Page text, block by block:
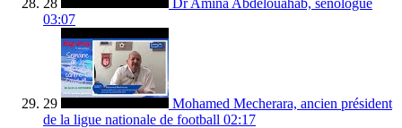
03:07
29
Mohamed Mecherara, ancien président
de la ligue nationale de football 02:17